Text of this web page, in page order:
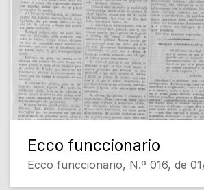
Ecco funccionario
Ecco funccionario, N.º 016, de